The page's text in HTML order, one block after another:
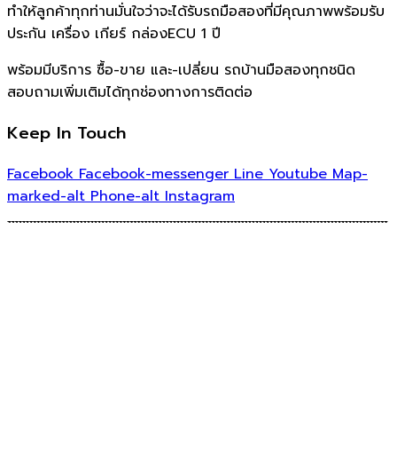
ทำให้ลูกค้าทุกท่านมั่นใจว่าจะได้รับรถมือสองที่มีคุณภาพพร้อมรับ
ประกัน เครื่อง เกียร์ กล่องECU 1 ปี
พร้อมมีบริการ ซื้อ-ขาย และ-เปลี่ยน รถบ้านมือสองทุกชนิด
สอบถามเพิ่มเติมได้ทุกช่องทางการติดต่อ
Keep In Touch
Facebook Facebook-messenger Line Youtube Map-
marked-alt Phone-alt Instagram